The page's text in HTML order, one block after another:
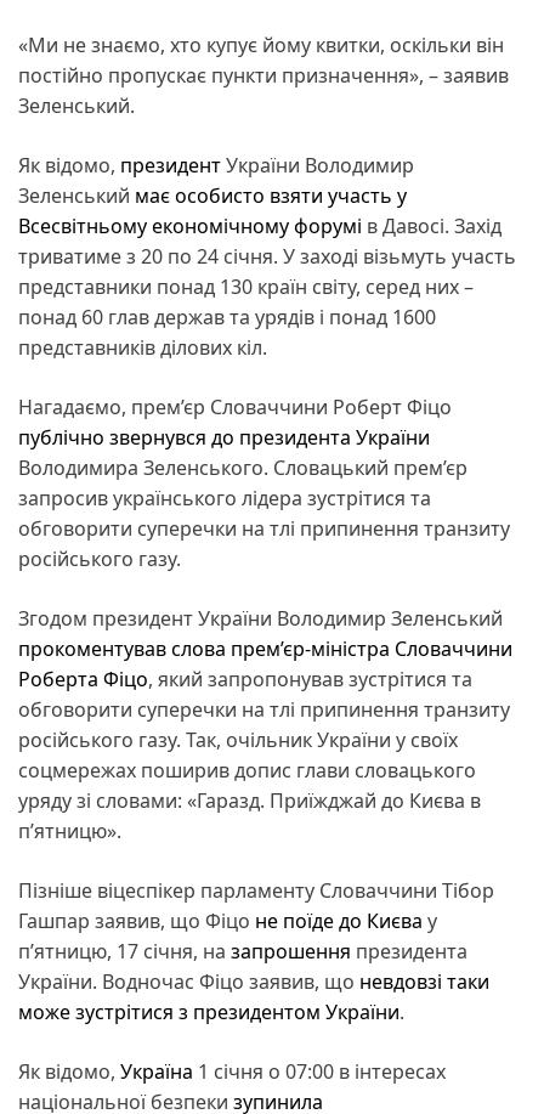
«Ми не знаємо, хто купує йому квитки, оскільки він
постійно пропускає пункти призначення», – заявив
Зеленський.
Як відомо, президентУкраїни Володимир
Зеленський має особисто взяти участь у
Всесвітньому економічному форумі в Давосі. Захід
триватиме з 20 по 24 січня. У заході візьмуть участь
представники понад 130 країн світу, серед них –
понад 60 глав держав та урядів і понад 1600
представників ділових кіл.
Нагадаємо, прем’єр Словаччини Роберт Фіцо
публічно звернувся до президента України
Володимира Зеленського. Словацький прем’єр
запросив українського лідера зустрітися та
обговорити суперечки на тлі припинення транзиту
російського газу.
Згодом президент України Володимир Зеленський
прокоментував слова прем’єр-міністра Словаччини
Роберта Фіцо, який запропонував зустрітися та
обговорити суперечки на тлі припинення транзиту
російського газу. Так, очільник України у своїх
соцмережах поширив допис глави словацького
уряду зі словами: «Гаразд. Приїжджай до Києва в
п’ятницю».
Пізніше віцеспікер парламенту Словаччини Тібор
Гашпар заявив, що Фіцо не поїде до Києва у
п’ятницю, 17 січня, на запрошення президента
України. Водночас Фіцо заявив, що невдовзі таки
може зустрітися з президентом України.
Як відомо, Україна 1 січня о 07:00 в інтересах
національної безпеки зупинила